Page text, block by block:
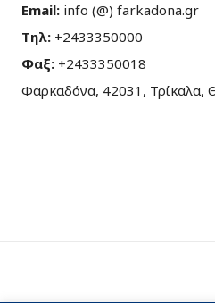
Email: info (@) farkadona.gr
Τηλ: +2433350000
Φαξ: +2433350018
Φαρκαδόνα, 42031, Τρίκαλα,